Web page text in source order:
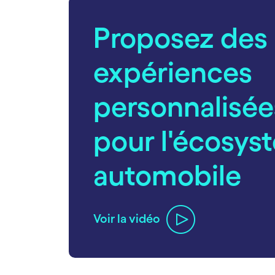
Proposez des
expériences
pour
automobile
Voir la vidéo